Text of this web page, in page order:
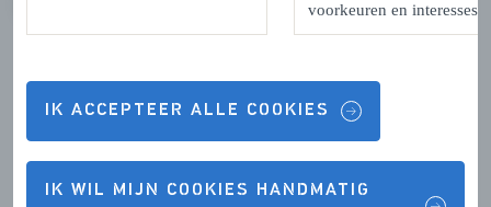
voorkeuren en interesses.
IK ACCEPTEER ALLE COOKIES
IK WIL MIJN COOKIES HANDMATIG
VOLGENDE
Contactgegevens & Openingstijden